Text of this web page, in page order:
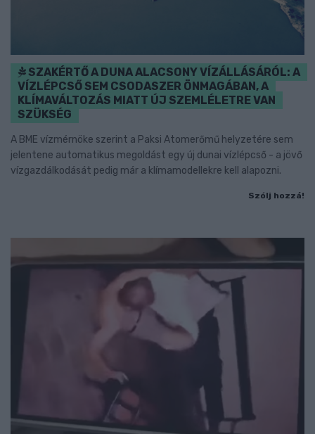
SZAKÉRTŐ A DUNA ALACSONY VÍZÁLLÁSÁRÓL: A
VÍZLÉPCSŐ SEM CSODASZER ÖNMAGÁBAN, A
KLÍMAVÁLTOZÁS MIATT ÚJ SZEMLÉLETRE VAN
SZÜKSÉG
A BME vízmérnöke szerint a Paksi Atomerőmű helyzetére sem
jelentene automatikus megoldást egy új dunai vízlépcső - a jövő
vízgazdálkodását pedig már a klímamodellekre kell alapozni.
Szólj hozzá!